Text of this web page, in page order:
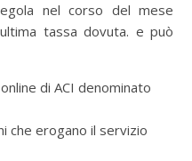
nel corso del mese
tassa dovuta. e può
di ACI denominato
che erogano il servizio